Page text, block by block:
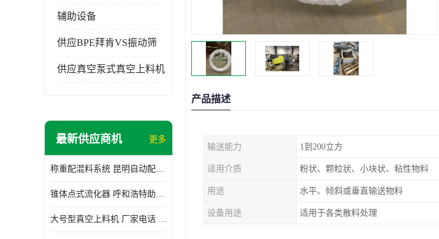
辅助设备
供应BPE拜肯VS振动筛
供应真空泵式真空上料机
最新供应商机 更多
称重配混料系统 昆明自动配料系统 厂家电话
锥体点式流化器 呼和浩特助流料斗 厂家
大号型真空上料机 厂家电话 武汉粉体料管链机
产品描述
输送能力 1到200立方
适用介质 粉状、颗粒状、小块状、粘性物料
用途 水平、倾斜或垂直输送物料
设备用途 适用于各类散料处理